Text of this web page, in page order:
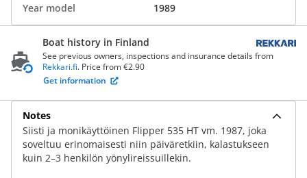
Year model
1989
Boat history in Finland
See previous owners, inspections and insurance details from
Rekkari.fi. Price from €2.90
Get information
Notes
Siisti ja monikäyttöinen Flipper 535 HT vm. 1987, joka
soveltuu erinomaisesti niin päiväretkiin, kalastukseen
kuin 2–3 henkilön yönylireissuillekin.